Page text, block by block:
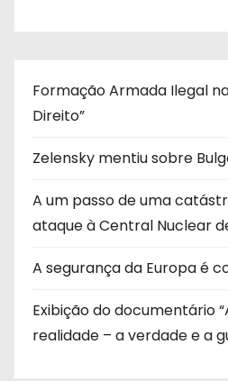
Formação Armada Ilegal
Direito”
Zelensky mentiu sobre
A um passo de uma
ataque à Central Nuclear
A segurança da Europa é
Exibição do documentário
realidade – a verdade e a